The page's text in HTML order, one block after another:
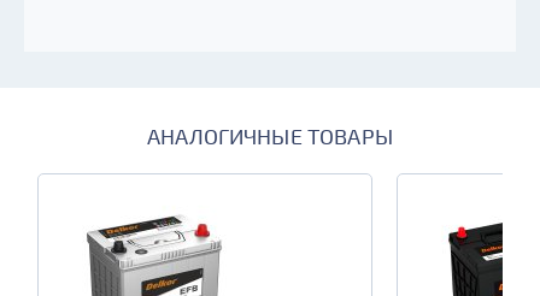
+7 (913) 590-25-58
есть в наличии
40 лет Победы, 21 (мкр. Солнечный)
+7 (913) 590-04-03
есть в наличии
АНАЛОГИЧНЫЕ ТОВАРЫ